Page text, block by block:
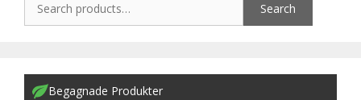
Search
Begagnade Produkter